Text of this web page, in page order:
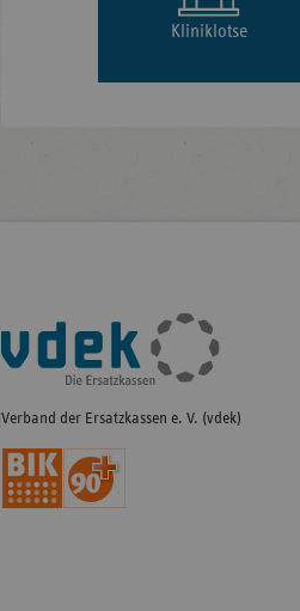
Kliniklotse
Fußleisten-
Navigation
Verband der Ersatzkassen e. V. (vdek)